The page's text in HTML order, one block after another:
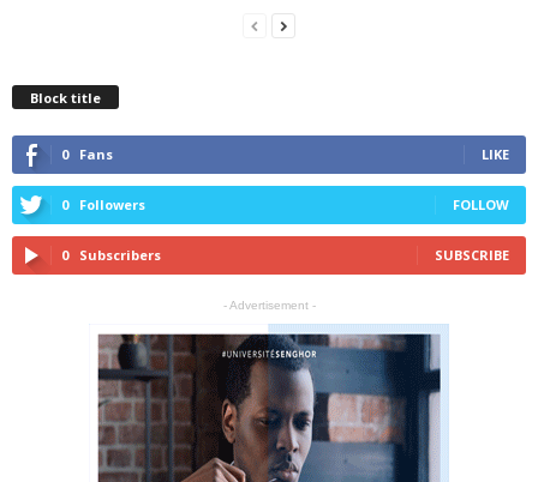
Block title
0 Fans LIKE
0 Followers FOLLOW
0 Subscribers SUBSCRIBE
- Advertisement -